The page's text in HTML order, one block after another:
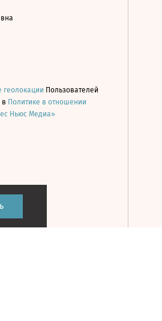
геолокации Пользователей
в Политике в отношении
Ньюс Медиа»